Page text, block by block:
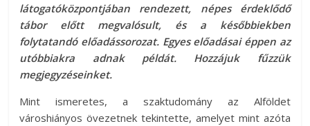
látogatóközpontjában rendezett, népes érdeklődő
tábor előtt megvalósult, és a későbbiekben
folytatandó előadássorozat. Egyes előadásai éppen az
utóbbiakra adnak példát. Hozzájuk fűzzük
megjegyzéseinket.
Mint ismeretes, a szaktudomány az Alföldet
városhiányos övezetnek tekintette, amelyet mint azóta